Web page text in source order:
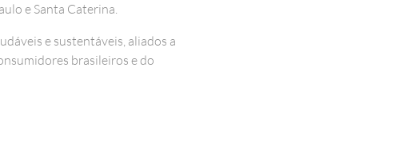
e Santa Caterina.
e sustentáveis, aliados a
brasileiros e do